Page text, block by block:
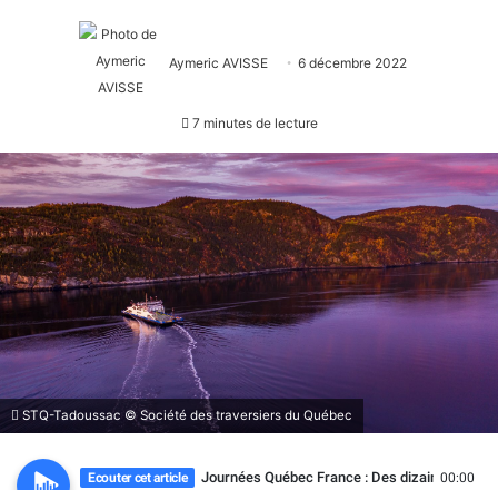
Aymeric AVISSE 6 décembre 2022
7 minutes de lecture
STQ-Tadoussac © Société des traversiers du Québec
Ecouter cet article Journées Québec France : Des dizaines de
00:00